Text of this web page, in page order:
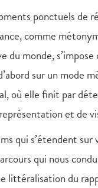
ponctuels de
comme
du monde,
sur un mode
où elle finit par
et de
qui s’étendent sur
qui nous
littéralisation du